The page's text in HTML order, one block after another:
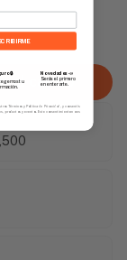
al carrito
🔒
tu
Novedades📣
Serás el primero
en enterarte.
Términos y Política de Privacidad, y consentís
productos y eventos. Este consentimiento no es